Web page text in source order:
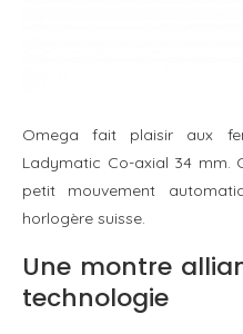
Omega fait plaisir aux
Ladymatic Co-axial 34 mm.
petit mouvement
horlogère suisse.
Une montre
technologie